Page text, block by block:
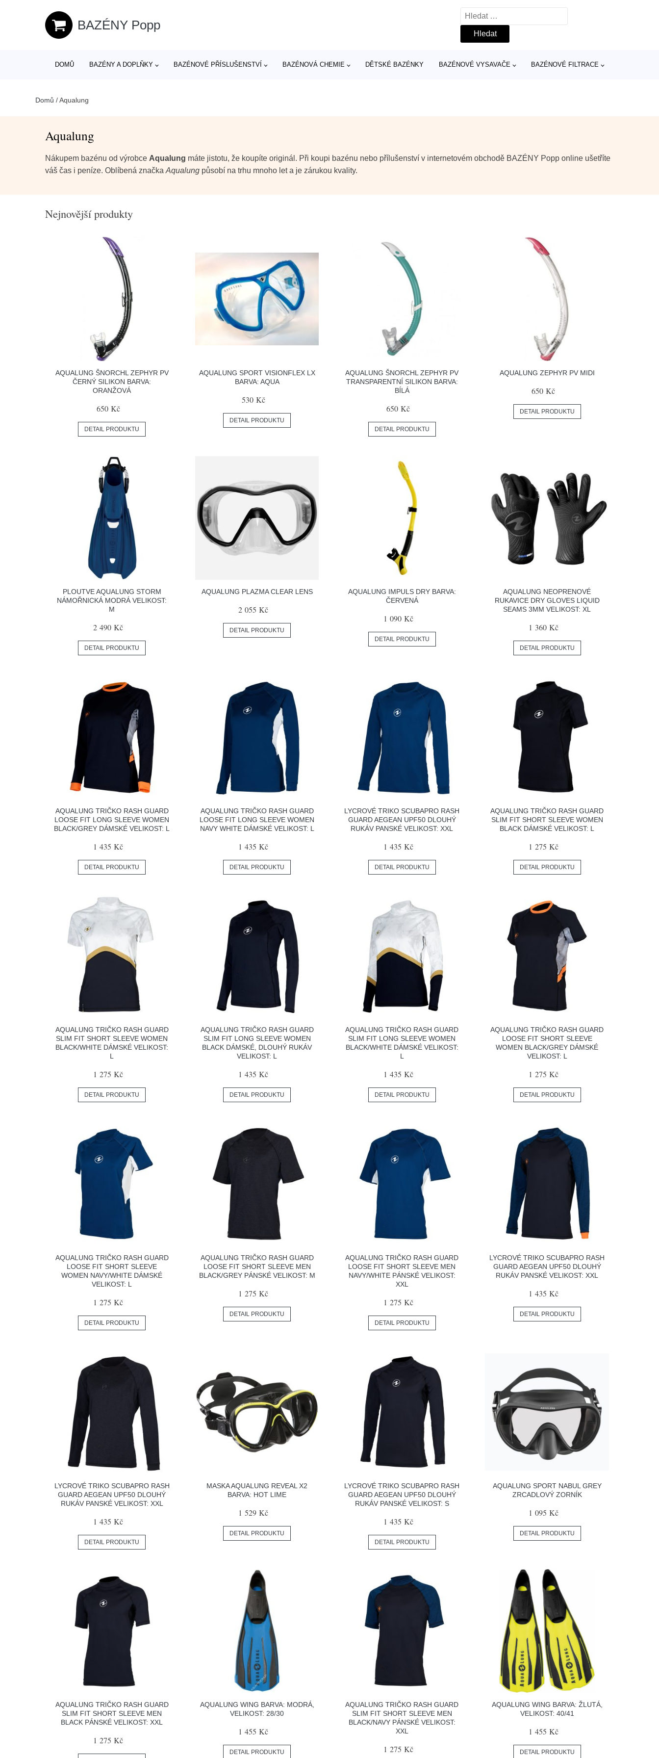
BAZÉNY Popp
Vyhledávání
DOMŮ BAZÉNY A DOPLŇKY BAZÉNOVÉ PŘÍSLUŠENSTVÍ BAZÉNOVÁ CHEMIE DĚTSKÉ BAZÉNKY BAZÉNOVÉ VYSAVAČE BAZÉNOVÉ FILTRACE
Domů /Aqualung
Aqualung
Nákupem bazénu od výrobce Aqualung máte jistotu, že koupíte originál. Při koupi bazénu nebo přílušenství v internetovém obchodě BAZÉNY Popp online ušetříte
váš čas i peníze. Oblíbená značka Aqualung působí na trhu mnoho let a je zárukou kvality.
Nejnovější produkty
AQUALUNG ŠNORCHL ZEPHYR PV
ČERNÝ SILIKON BARVA:
ORANŽOVÁ
650 Kč
DETAIL PRODUKTU
AQUALUNG SPORT VISIONFLEX LX
BARVA: AQUA
530 Kč
DETAIL PRODUKTU
AQUALUNG ŠNORCHL ZEPHYR PV
TRANSPARENTNÍ SILIKON BARVA:
BÍLÁ
650 Kč
DETAIL PRODUKTU
AQUALUNG ZEPHYR PV MIDI
650 Kč
DETAIL PRODUKTU
PLOUTVE AQUALUNG STORM
NÁMOŘNICKÁ MODRÁ VELIKOST:
M
2 490 Kč
DETAIL PRODUKTU
AQUALUNG PLAZMA CLEAR LENS
2 055 Kč
DETAIL PRODUKTU
AQUALUNG IMPULS DRY BARVA:
ČERVENÁ
1 090 Kč
DETAIL PRODUKTU
AQUALUNG NEOPRENOVÉ
RUKAVICE DRY GLOVES LIQUID
SEAMS 3MM VELIKOST: XL
1 360 Kč
DETAIL PRODUKTU
AQUALUNG TRIČKO RASH GUARD
LOOSE FIT LONG SLEEVE WOMEN
BLACK/GREY DÁMSKÉ VELIKOST: L
1 435 Kč
DETAIL PRODUKTU
AQUALUNG TRIČKO RASH GUARD
LOOSE FIT LONG SLEEVE WOMEN
NAVY WHITE DÁMSKÉ VELIKOST: L
1 435 Kč
DETAIL PRODUKTU
LYCROVÉ TRIKO SCUBAPRO RASH
GUARD AEGEAN UPF50 DLOUHÝ
RUKÁV PANSKÉ VELIKOST: XXL
1 435 Kč
DETAIL PRODUKTU
AQUALUNG TRIČKO RASH GUARD
SLIM FIT SHORT SLEEVE WOMEN
BLACK DÁMSKÉ VELIKOST: L
1 275 Kč
DETAIL PRODUKTU
AQUALUNG TRIČKO RASH GUARD
SLIM FIT SHORT SLEEVE WOMEN
BLACK/WHITE DÁMSKÉ VELIKOST:
L
1 275 Kč
DETAIL PRODUKTU
AQUALUNG TRIČKO RASH GUARD
SLIM FIT LONG SLEEVE WOMEN
BLACK DÁMSKÉ, DLOUHÝ RUKÁV
VELIKOST: L
1 435 Kč
DETAIL PRODUKTU
AQUALUNG TRIČKO RASH GUARD
SLIM FIT LONG SLEEVE WOMEN
BLACK/WHITE DÁMSKÉ VELIKOST:
L
1 435 Kč
DETAIL PRODUKTU
AQUALUNG TRIČKO RASH GUARD
LOOSE FIT SHORT SLEEVE
WOMEN BLACK/GREY DÁMSKÉ
VELIKOST: L
1 275 Kč
DETAIL PRODUKTU
AQUALUNG TRIČKO RASH GUARD
LOOSE FIT SHORT SLEEVE
WOMEN NAVY/WHITE DÁMSKÉ
VELIKOST: L
1 275 Kč
DETAIL PRODUKTU
AQUALUNG TRIČKO RASH GUARD
LOOSE FIT SHORT SLEEVE MEN
BLACK/GREY PÁNSKÉ VELIKOST: M
1 275 Kč
DETAIL PRODUKTU
AQUALUNG TRIČKO RASH GUARD
LOOSE FIT SHORT SLEEVE MEN
NAVY/WHITE PÁNSKÉ VELIKOST:
XXL
1 275 Kč
DETAIL PRODUKTU
LYCROVÉ TRIKO SCUBAPRO RASH
GUARD AEGEAN UPF50 DLOUHÝ
RUKÁV PANSKÉ VELIKOST: XXL
1 435 Kč
DETAIL PRODUKTU
LYCROVÉ TRIKO SCUBAPRO RASH
GUARD AEGEAN UPF50 DLOUHÝ
RUKÁV PANSKÉ VELIKOST: XXL
1 435 Kč
DETAIL PRODUKTU
MASKA AQUALUNG REVEAL X2
BARVA: HOT LIME
1 529 Kč
DETAIL PRODUKTU
LYCROVÉ TRIKO SCUBAPRO RASH
GUARD AEGEAN UPF50 DLOUHÝ
RUKÁV PANSKÉ VELIKOST: S
1 435 Kč
DETAIL PRODUKTU
AQUALUNG SPORT NABUL GREY
ZRCADLOVÝ ZORNÍK
1 095 Kč
DETAIL PRODUKTU
AQUALUNG TRIČKO RASH GUARD
SLIM FIT SHORT SLEEVE MEN
BLACK PÁNSKÉ VELIKOST: XXL
1 275 Kč
AQUALUNG WING BARVA: MODRÁ,
VELIKOST: 28/30
1 455 Kč
DETAIL PRODUKTU
AQUALUNG TRIČKO RASH GUARD
SLIM FIT SHORT SLEEVE MEN
BLACK/NAVY PÁNSKÉ VELIKOST:
XXL
1 275 Kč
AQUALUNG WING BARVA: ŽLUTÁ,
VELIKOST: 40/41
1 455 Kč
DETAIL PRODUKTU